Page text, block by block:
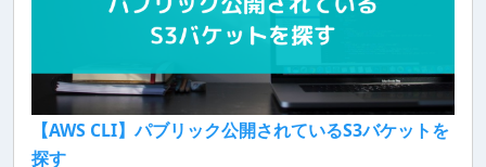
【AWS CLI】パブリック公開されているS3バケットを
探す